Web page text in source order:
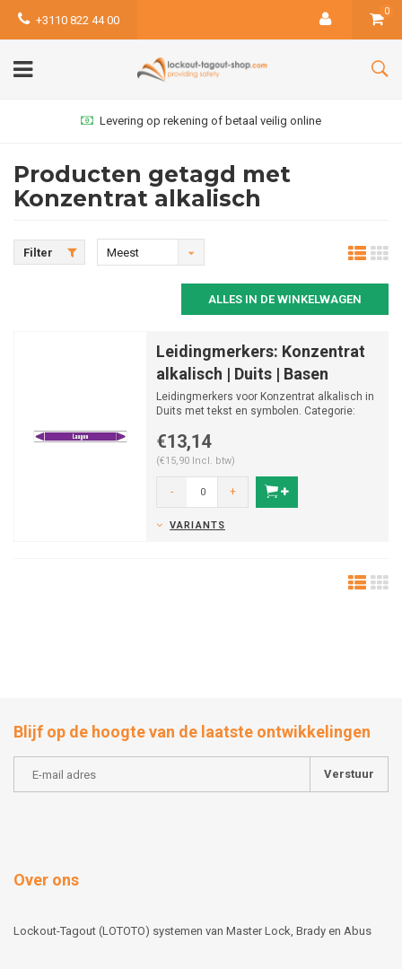
+3110 822 44 00
0
Levering op rekening of betaal veilig online
Producten getagd met
Konzentrat alkalisch
Filter
Meest
ALLES IN DE WINKELWAGEN
Leidingmerkers: Konzentrat
alkalisch | Duits | Basen
Leidingmerkers voor Konzentrat alkalisch in
Duits met tekst en symbolen. Categorie:
€13,14
(€15,90 Incl. btw)
- +
VARIANTS
Blijf op de hoogte van de laatste ontwikkelingen
Verstuur
Over ons
Lockout-Tagout (LOTOTO) systemen van Master Lock, Brady en Abus